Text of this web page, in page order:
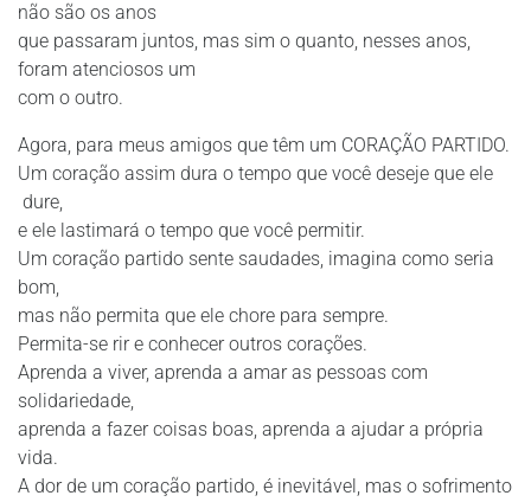
não são os anos
que passaram juntos, mas sim o quanto, nesses anos,
foram atenciosos um
com o outro.
Agora, para meus amigos que têm um CORAÇÃO PARTIDO.
Um coração assim dura o tempo que você deseje que ele
dure,
e ele lastimará o tempo que você permitir.
Um coração partido sente saudades, imagina como seria
bom,
mas não permita que ele chore para sempre.
Permita-se rir e conhecer outros corações.
Aprenda a viver, aprenda a amar as pessoas com
solidariedade,
aprenda a fazer coisas boas, aprenda a ajudar a própria
vida.
A dor de um coração partido, é inevitável, mas o sofrimento